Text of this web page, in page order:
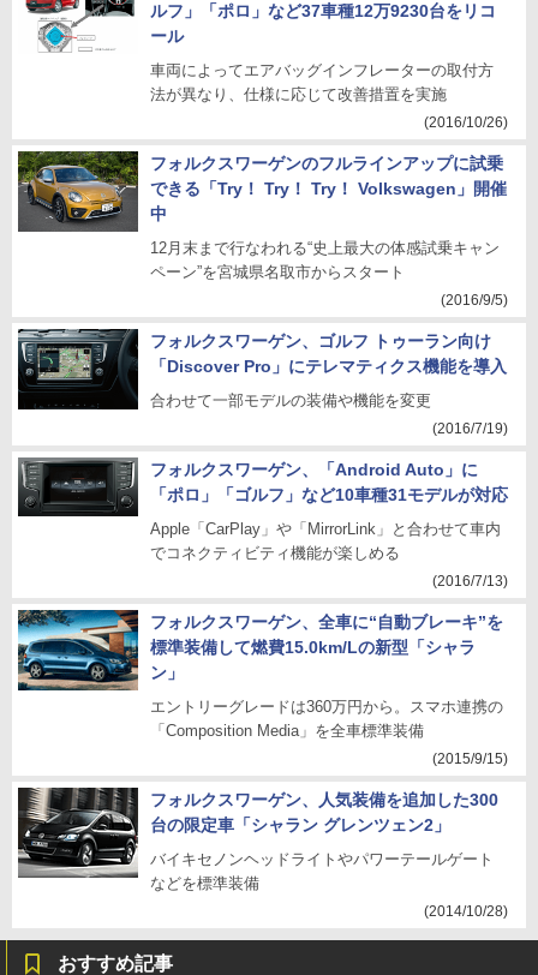
ルフ」「ポロ」など37車種12万9230台をリコ
ール
車両によってエアバッグインフレーターの取付方
法が異なり、仕様に応じて改善措置を実施
(2016/10/26)
フォルクスワーゲンのフルラインアップに試乗
できる「Try！ Try！ Try！ Volkswagen」開催
中
12月末まで行なわれる“史上最大の体感試乗キャン
ペーン”を宮城県名取市からスタート
(2016/9/5)
フォルクスワーゲン、ゴルフ トゥーラン向け
「Discover Pro」にテレマティクス機能を導入
合わせて一部モデルの装備や機能を変更
(2016/7/19)
フォルクスワーゲン、「Android Auto」に
「ポロ」「ゴルフ」など10車種31モデルが対応
Apple「CarPlay」や「MirrorLink」と合わせて車内
でコネクティビティ機能が楽しめる
(2016/7/13)
フォルクスワーゲン、全車に“自動ブレーキ”を
標準装備して燃費15.0km/Lの新型「シャラ
ン」
エントリーグレードは360万円から。スマホ連携の
「Composition Media」を全車標準装備
(2015/9/15)
フォルクスワーゲン、人気装備を追加した300
台の限定車「シャラン グレンツェン2」
バイキセノンヘッドライトやパワーテールゲート
などを標準装備
(2014/10/28)
おすすめ記事